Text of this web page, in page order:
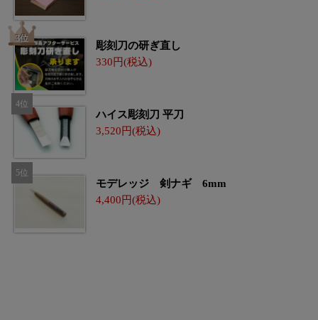
彫刻刀の研ぎ直し
330
ハイス彫刻刀 平刀
3,520
モデレッジ 剣ナギ 6mm
4,400